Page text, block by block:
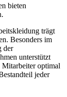
bieten
trägt
Besonders im
der
unterstützt
optimal
jeder